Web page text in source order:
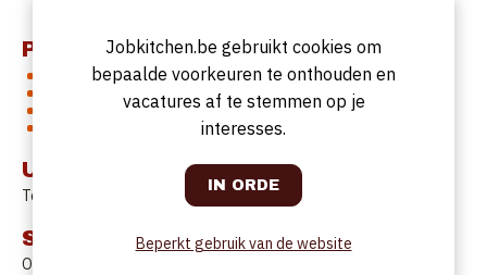
Profiel
Ervaring in de horeca- of eventmanagement.
Sterke organisatorische en communicatieve vaardigheden.
Affiniteit met muziek en entertainment.
Hands-on mentaliteit en stressbestendig.
Uurrooster
Te bespreken.
Startdatum
Onmiddellijk.
Jobkitchen.be gebruikt cookies om
bepaalde voorkeuren te onthouden en
vacatures af te stemmen op je
interesses.
Beperkt gebruik van de website